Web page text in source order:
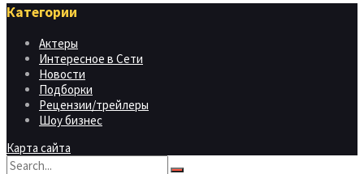
Категории
Актеры
Интересное в Сети
Новости
Подборки
Рецензии/трейлеры
Шоу бизнес
Карта сайта